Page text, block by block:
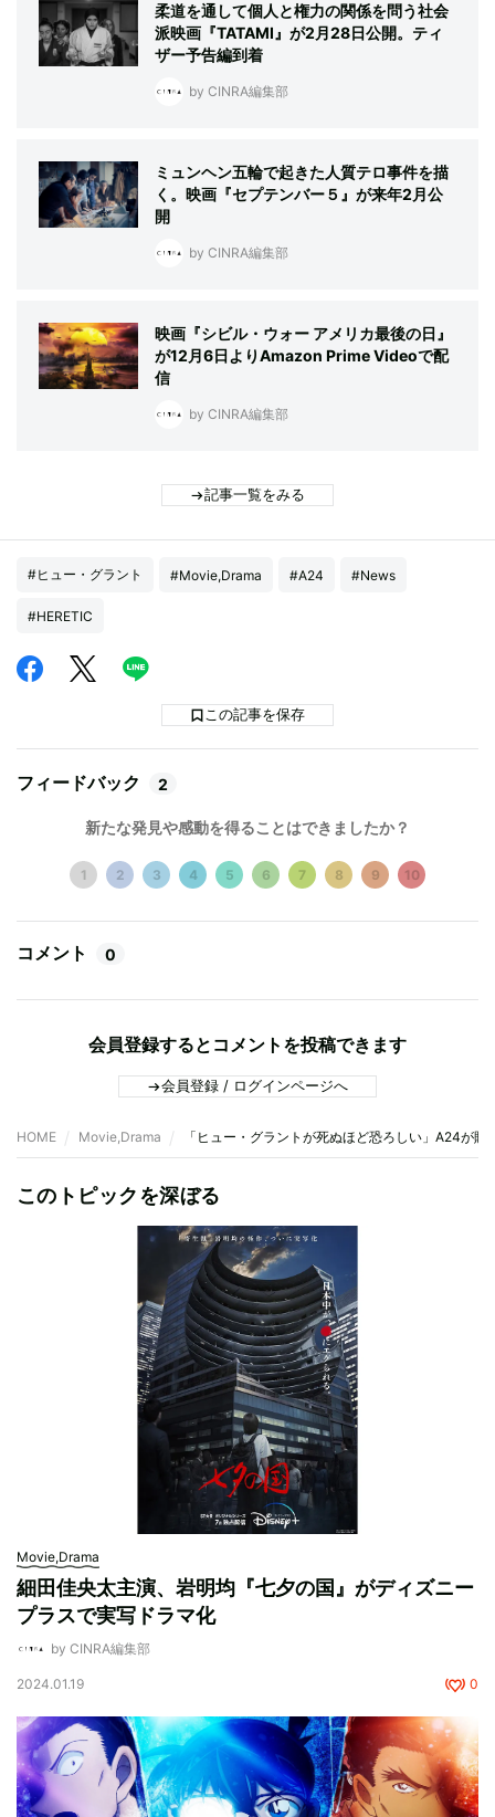
柔道を通して個人と権力の関係を問う社会
派映画『TATAMI』が2月28日公開。ティ
ザー予告編到着
by CINRA編集部
ミュンヘン五輪で起きた人質テロ事件を描
く。映画『セプテンバー５』が来年2月公
開
by CINRA編集部
映画『シビル・ウォー アメリカ最後の日』
が12月6日よりAmazon Prime Videoで配
信
by CINRA編集部
記事一覧をみる
#ヒュー・グラント #Movie,Drama #A24 #News
#HERETIC
この記事を保存
フィードバック 2
新たな発見や感動を得ることはできましたか？
1 2 3 4 5 6 7 8 9 10
コメント 0
会員登録するとコメントを投稿できます
会員登録 / ログインページへ
HOME Movie,Drama 「ヒュー・グラントが死ぬほど恐ろしい」A24が
このトピックを深ぼる
Movie,Drama
細田佳央太主演、岩明均『七夕の国』がディズニー
プラスで実写ドラマ化
by CINRA編集部
2024.01.19 0